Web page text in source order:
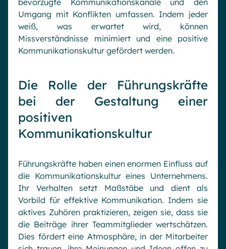
Umgang mit Konflikten umfassen. Indem jeder
weiß, was erwartet wird, können
Missverständnisse minimiert und eine positive
Kommunikationskultur gefördert werden.
Die Rolle der Führungskräfte
bei der Gestaltung einer
positiven
Kommunikationskultur
Führungskräfte haben einen enormen Einfluss auf
die Kommunikationskultur eines Unternehmens.
Ihr Verhalten setzt Maßstäbe und dient als
Vorbild für effektive Kommunikation. Indem sie
aktives Zuhören praktizieren, zeigen sie, dass sie
die Beiträge ihrer Teammitglieder wertschätzen.
Dies fördert eine Atmosphäre, in der Mitarbeiter